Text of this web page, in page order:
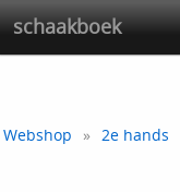
schaakboek
Webshop » 2e hands